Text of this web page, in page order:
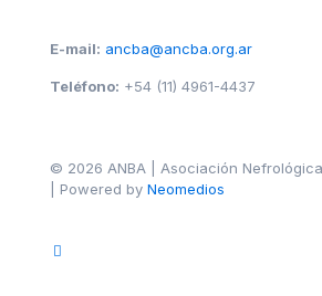
E-mail: ancba@ancba.org.ar
Teléfono: +54 (11) 4961-4437
© 2026 ANBA | Asociación
| Powered by Neomedios